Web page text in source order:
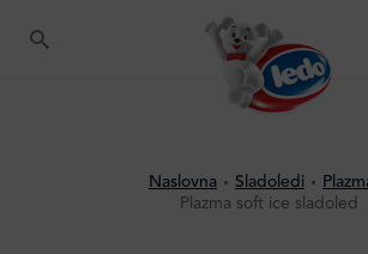
Naslovna Sladoledi
Plazma soft ice sladoled